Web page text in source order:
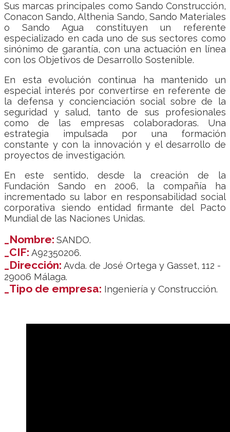
Sus marcas principales como Sando Construcción,
Conacon Sando, Althenia Sando, Sando Materiales
o Sando Agua constituyen un referente
especializado en cada uno de sus sectores como
sinónimo de garantía, con una actuación en línea
con los Objetivos de Desarrollo Sostenible.
En esta evolución continua ha mantenido un
especial interés por convertirse en referente de
la defensa y concienciación social sobre de la
seguridad y salud, tanto de sus profesionales
como de las empresas colaboradoras. Una
estrategia impulsada por una formación
constante y con la innovación y el desarrollo de
proyectos de investigación.
En este sentido, desde la creación de la
Fundación Sando en 2006, la compañía ha
incrementado su labor en responsabilidad social
corporativa siendo entidad firmante del Pacto
Mundial de las Naciones Unidas.
_Nombre: SANDO.
_CIF: A92350206.
_Dirección: Avda. de José Ortega y Gasset, 112 -
29006 Málaga.
_Tipo de empresa: Ingeniería y Construcción.